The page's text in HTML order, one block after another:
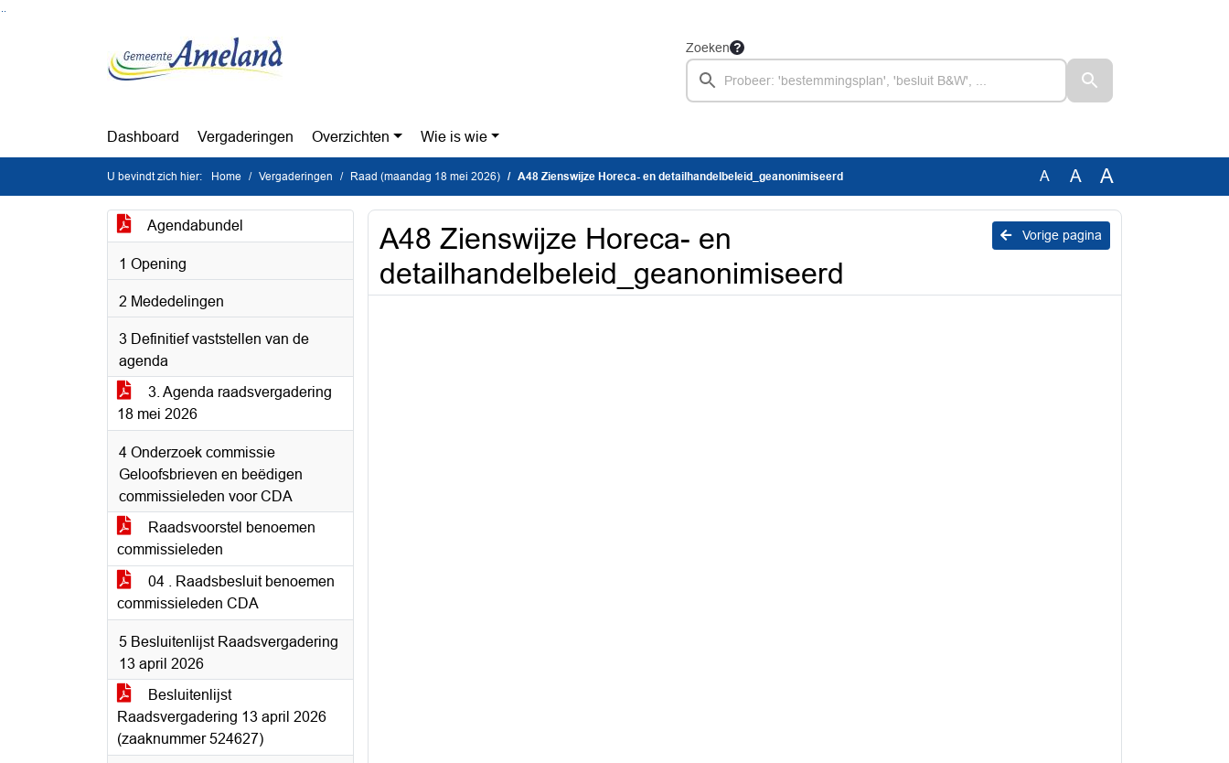
Zoeken
Dashboard Vergaderingen Overzichten Wie is wie
U bevindt zich hier: Home Vergaderingen Raad (maandag 18 mei 2026) A48 Zienswijze Horeca- en detailhandelbeleid_geanonimiseerd A A A
Agendabundel
1 Opening
2 Mededelingen
3 Definitief vaststellen van de
agenda
3. Agenda raadsvergadering
18 mei 2026
4 Onderzoek commissie
Geloofsbrieven en beëdigen
commissieleden voor CDA
Raadsvoorstel benoemen
commissieleden
04 . Raadsbesluit benoemen
commissieleden CDA
5 Besluitenlijst Raadsvergadering
13 april 2026
Besluitenlijst
Raadsvergadering 13 april 2026
(zaaknummer 524627)
Vorige pagina
A48 Zienswijze Horeca- en
detailhandelbeleid_geanonimiseerd